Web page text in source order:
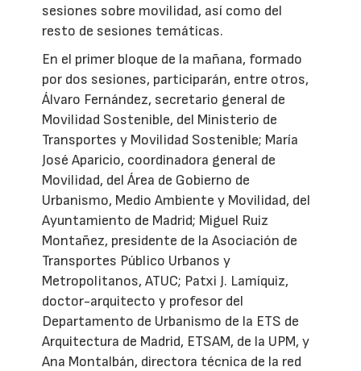
sesiones sobre movilidad, así como del
resto de sesiones temáticas.
En el primer bloque de la mañana, formado
por dos sesiones, participarán, entre otros,
Álvaro Fernández, secretario general de
Movilidad Sostenible, del Ministerio de
Transportes y Movilidad Sostenible; María
José Aparicio, coordinadora general de
Movilidad, del Área de Gobierno de
Urbanismo, Medio Ambiente y Movilidad, del
Ayuntamiento de Madrid; Miguel Ruiz
Montañez, presidente de la Asociación de
Transportes Público Urbanos y
Metropolitanos, ATUC; Patxi J. Lamíquiz,
doctor-arquitecto y profesor del
Departamento de Urbanismo de la ETS de
Arquitectura de Madrid, ETSAM, de la UPM, y
Ana Montalbán, directora técnica de la red